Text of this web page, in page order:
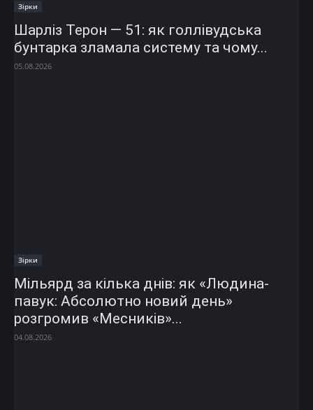
Зірки
Шарліз Терон — 51: як голлівудська
бунтарка зламала систему та чому...
05.08.2026
Зірки
Мільярд за кілька днів: як «Людина-
павук: Абсолютно новий день»
розгромив «Месників»...
04.08.2026